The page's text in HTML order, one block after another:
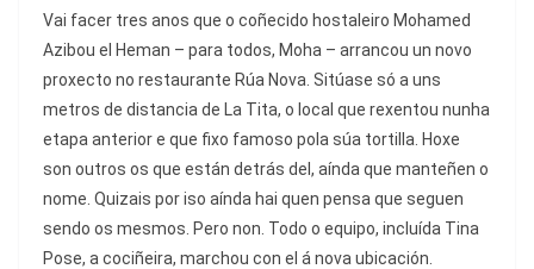
Vai facer tres anos que o coñecido hostaleiro Mohamed
Azibou el Heman – para todos, Moha – arrancou un novo
proxecto no restaurante Rúa Nova. Sitúase só a uns
metros de distancia de La Tita, o local que rexentou nunha
etapa anterior e que fixo famoso pola súa tortilla. Hoxe
son outros os que están detrás del, aínda que manteñen o
nome. Quizais por iso aínda hai quen pensa que seguen
sendo os mesmos. Pero non. Todo o equipo, incluída Tina
Pose, a cociñeira, marchou con el á nova ubicación.